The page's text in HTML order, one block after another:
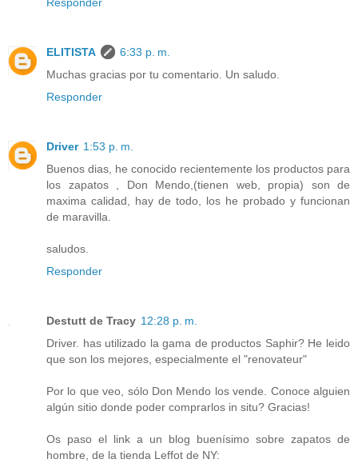
ELITISTA
6:33 p. m.
Muchas gracias por tu comentario. Un saludo.
Responder
Driver 1:53 p. m.
Buenos dias, he conocido recientemente los productos para
los zapatos , Don Mendo,(tienen web, propia) son de
maxima calidad, hay de todo, los he probado y funcionan
de maravilla.
saludos.
Responder
Destutt de Tracy 12:28 p. m.
Driver. has utilizado la gama de productos Saphir? He leido
que son los mejores, especialmente el "renovateur"
Por lo que veo, sólo Don Mendo los vende. Conoce alguien
algún sitio donde poder comprarlos in situ? Gracias!
Os paso el link a un blog buenísimo sobre zapatos de
hombre, de la tienda Leffot de NY: